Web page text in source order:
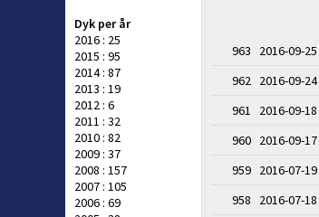
Dyk per år
2016 : 25
2015 : 95
2014 : 87
2013 : 19
2012 : 6
2011 : 32
2010 : 82
2009 : 37
2008 : 157
2007 : 105
2006 : 69
963 2016-09-25
962 2016-09-24
961 2016-09-18
960 2016-09-17
959 2016-07-19
958 2016-07-18